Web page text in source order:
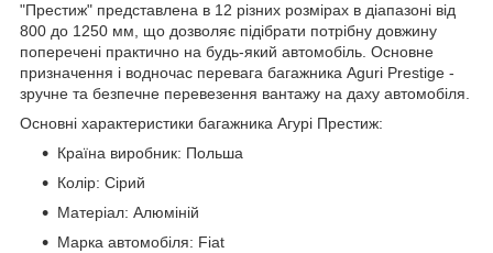
"Престиж" представлена в 12 різних розмірах в діапазоні від
800 до 1250 мм, що дозволяє підібрати потрібну довжину
поперечені практично на будь-який автомобіль. Основне
призначення і водночас перевага багажника Aguri Prestige -
зручне та безпечне перевезення вантажу на даху автомобіля.
Основні характеристики багажника Агурі Престиж:
Країна виробник: Польша
Колір: Сірий
Матеріал: Алюміній
Марка автомобіля: Fiat